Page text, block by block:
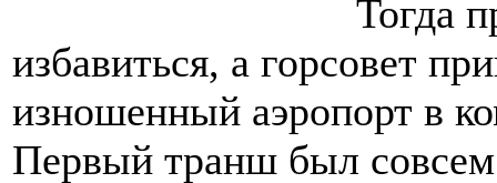
Тогда
избавиться, а горсовет
изношенный аэропорт в
Первый транш был